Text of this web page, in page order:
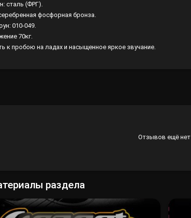
сталь (ФРГ).
фосфорная бронза.
010-049.
70кг.
к пробою на ладах и насыщенное яркое звучание.
Отзывов ещё нет
раздела